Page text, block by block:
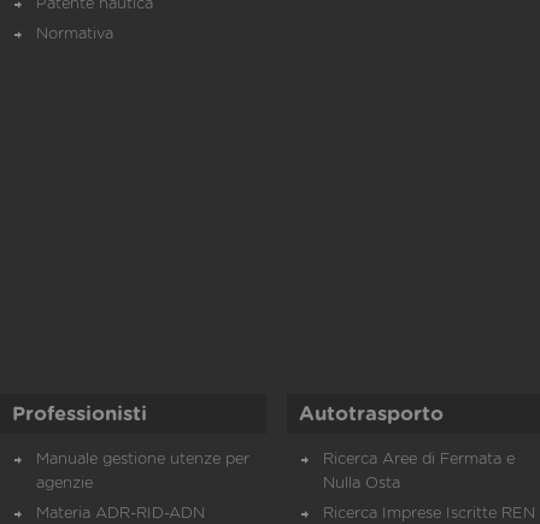
Patente nautica
Normativa
Professionisti
Manuale gestione utenze per
agenzie
Materia ADR-RID-ADN
Autotrasporto
Ricerca Aree di Fermata e
Nulla Osta
Ricerca Imprese Iscritte REN